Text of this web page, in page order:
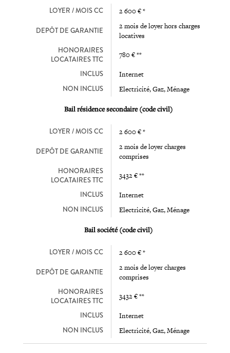
LOYER / MOIS CC 2 600 € *
DEPÔT DE GARANTIE
2 mois de loyer hors charges
locatives
HONORAIRES
LOCATAIRES TTC
780 € **
INCLUS Internet
NON INCLUS Electricité, Gaz, Ménage
Bail résidence secondaire (code civil)
LOYER / MOIS CC 2 600 € *
DEPÔT DE GARANTIE
2 mois de loyer charges
comprises
HONORAIRES
LOCATAIRES TTC
3432 € **
INCLUS Internet
NON INCLUS Electricité, Gaz, Ménage
Bail société (code civil)
LOYER / MOIS CC 2 600 € *
DEPÔT DE GARANTIE
2 mois de loyer charges
comprises
HONORAIRES
LOCATAIRES TTC
3432 € **
INCLUS Internet
NON INCLUS Electricité, Gaz, Ménage